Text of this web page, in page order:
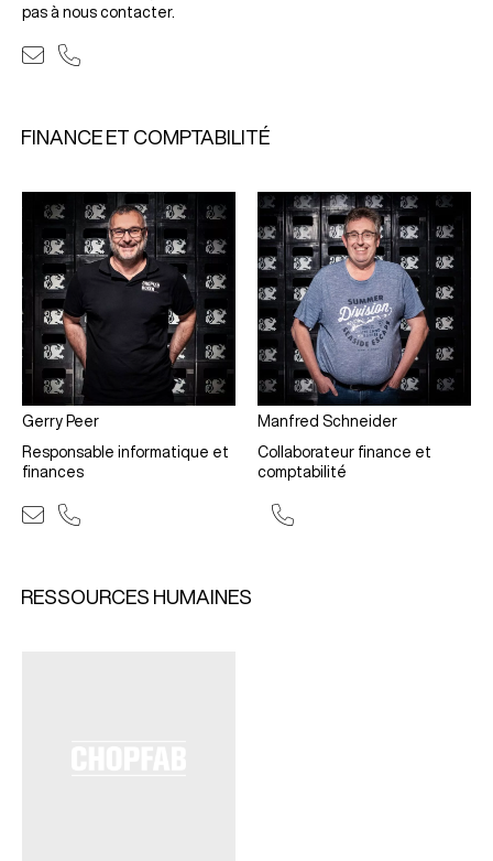
pas à nous contacter.
FINANCE ET COMPTABILITÉ
Gerry Peer
Responsable informatique et
finances
Manfred Schneider
Collaborateur finance et
comptabilité
RESSOURCES HUMAINES